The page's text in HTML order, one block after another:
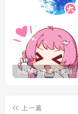
B站解锁港澳台番剧安卓和PC端
上一篇